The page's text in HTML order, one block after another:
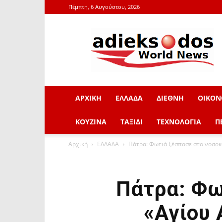
Πέμπτη, 6 Αυγούστου, 2026
adieksodos.gr
ΑΡΧΙΚΗ ΕΛΛΑΔΑ ΔΙΕΘΝΗ
ΚΟΥΖΙΝΑ ΤΑΞΙΔΙ ΤΕΧΝΟΛΟΓΙΑ
Αρχική ΕΛΛΑΔΑ Πάτρα: Φωτιά ξέσπασε στο
Πάτρα: